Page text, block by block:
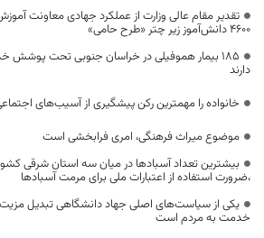
تقدیر مقام عالی وزارت از عملکرد جهادی معاونت
۴۶۰۰ دانش‌آموز زیر چتر «طرح حامی»
۱۸۵ بیمار هموفیلی در خراسان جنوبی تحت پوشش
دارند
خانواده را مهمترین رکن پیشگیری از آسیب‌های
موضوع میراث فرهنگی، امری فرابخشی است
بیشترین تعداد آسبادها در میان سه استان شرقی
،ضرورت استفاده از اعتبارات ملی برای مرمت آسبادها
یکی از سیاست‌های اصلی جهاد دانشگاهی تبدیل
خدمت به مردم است